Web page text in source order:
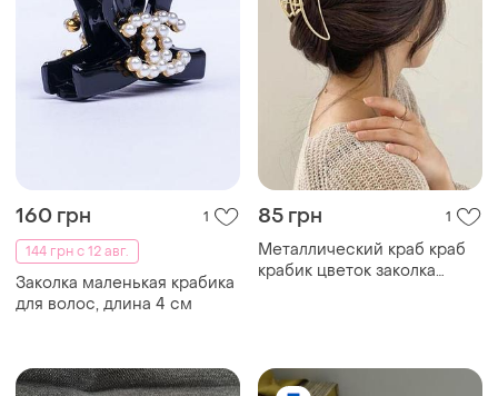
160 грн
1
144 грн с 12 авг.
Заколка маленькая крабика
для волос, длина 4 см
85 грн 1
Металлический краб краб
крабик цветок заколка